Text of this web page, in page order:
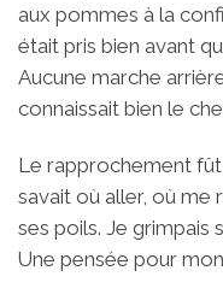
aux pommes à la
était pris bien avant
Aucune marche
connaissait bien le
Le rapprochement fût
savait où aller, où me
ses poils. Je grimpais
Une pensée pour